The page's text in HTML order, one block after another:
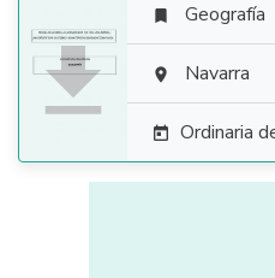

 Geografía
 Navarra
 Ordinaria